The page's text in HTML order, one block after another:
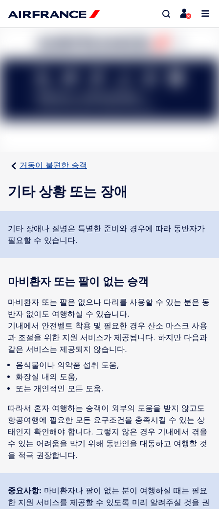
거동이 불편한 승객
기타 상황 또는 장애
기타 장애나 질병은 특별한 준비와 경우에 따라 동반자가
필요할 수 있습니다.
마비환자 또는 팔이 없는 승객
마비환자 또는 팔은 없으나 다리를 사용할 수 있는 분은 동
반자 없이도 여행하실 수 있습니다.
기내에서 안전벨트 착용 및 필요한 경우 산소 마스크 사용
과 조절을 위한 지원 서비스가 제공됩니다. 하지만 다음과
같은 서비스는 제공되지 않습니다.
음식물이나 의약품 섭취 도움,
화장실 내의 도움,
또는 개인적인 모든 도움.
따라서 혼자 여행하는 승객이 외부의 도움을 받지 않고도
항공여행에 필요한 모든 요구조건을 충족시킬 수 있는 상
태인지 확인해야 합니다. 그렇지 않은 경우 기내에서 겪을
수 있는 어려움을 막기 위해 동반인을 대동하고 여행할 것
을 적극 권장합니다.
중요사항: 마비환자나 팔이 없는 분이 여행하실 때는 필요
한 지원 서비스를 제공할 수 있도록 미리 알려주실 것을 권